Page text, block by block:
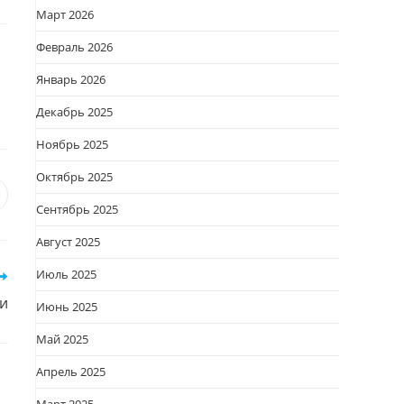
новом
Март 2026
Февраль 2026
Январь 2026
Декабрь 2025
Ноябрь 2025
Октябрь 2025
Сентябрь 2025
Август 2025
Июль 2025
Июнь 2025
Май 2025
Апрель 2025